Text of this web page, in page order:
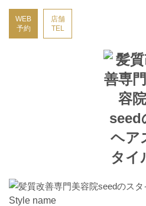
Style name
WEB
予約
店舗
TEL